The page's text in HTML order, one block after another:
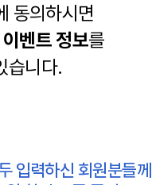
동의하시면
이벤트 정보를
습니다.
입력하신 회원분들께